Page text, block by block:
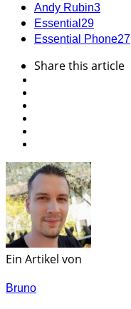
Andy Rubin3
Essential 29
Essential Phone27
Sharethis article
Ein Artikel von
Bruno